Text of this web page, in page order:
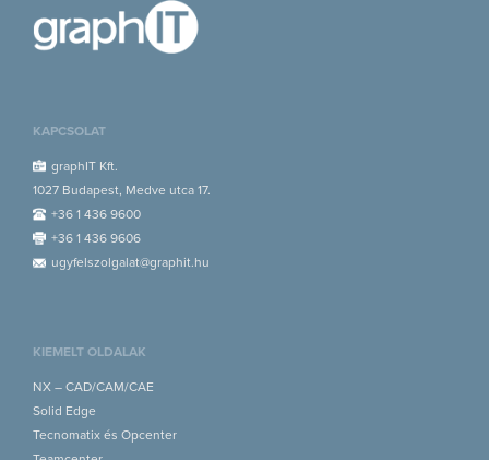
KAPCSOLAT
graphIT Kft.
1027 Budapest, Medve utca 17.
+36 1 436 9600
+36 1 436 9606
ugyfelszolgalat@graphit.hu
KIEMELT OLDALAK
NX – CAD/CAM/CAE
Solid Edge
Tecnomatix és Opcenter